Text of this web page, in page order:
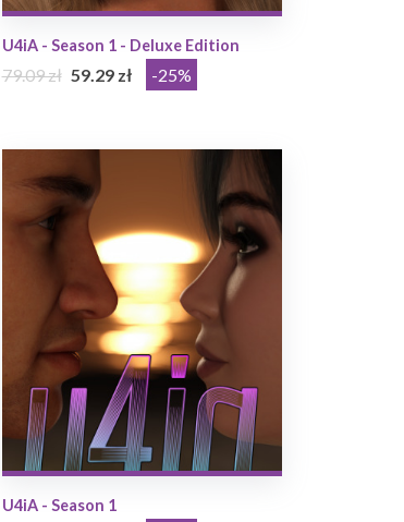
U4iA - Season 1 - Deluxe Edition
79.09 zł 59.29 zł -25%
U4iA - Season 1